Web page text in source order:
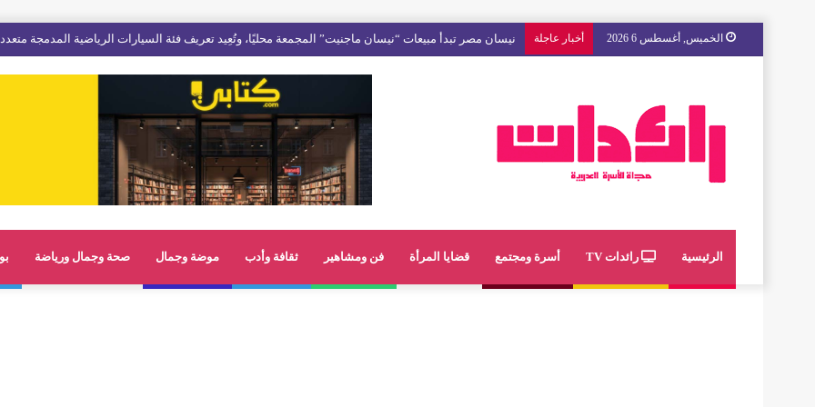
الخميس, أغسطس 6 2026 أخبار عاجلة نيسان مصر تبدأ مبيعات “نيسان ماجنيت” المجمعة محليًا، وتُعِيد تعريف فئة السيارات الرياضية المدمجة
الرئيسية رائدات TV أسرة ومجتمع قضايا المرأة فن ومشاهير ثقافة وأدب موضة وجمال صحة وجمال ورياضة